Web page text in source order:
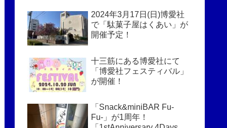
2024年3月17日(日)博愛社
で「駄菓子屋はくあい」が
開催予定！
十三筋にある博愛社にて
「博愛社フェスティバル」
が開催！
「Snack&miniBAR Fu-
Fu-」が1周年！